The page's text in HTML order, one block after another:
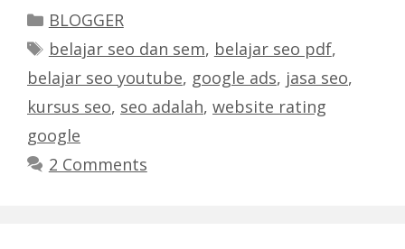
Categories
BLOGGER
Tags
belajar seo dan sem, belajar seo pdf,
belajar seo youtube, google ads, jasa seo,
kursus seo, seo adalah, website rating
google
2 Comments